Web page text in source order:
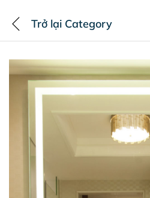
Trở lại Category